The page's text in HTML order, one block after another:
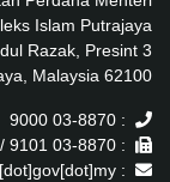
Islam Putrajaya
Razak, Presint 3
62100 Putrajaya, Malaysia.
: 03-8870 9000
: 03-8870 9101 / 03-8870 9102
: ukk[at]muftiwp[dot]gov[dot]my